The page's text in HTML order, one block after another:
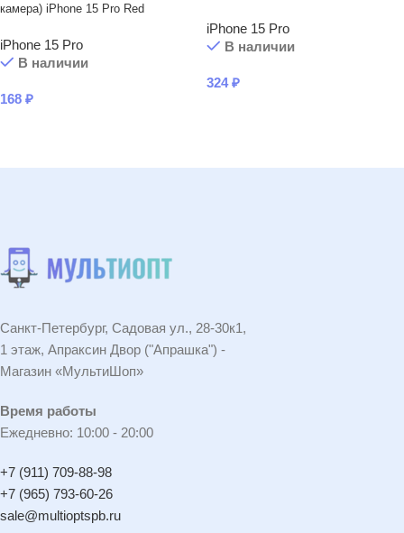
камера) iPhone 15 Pro Red
iPhone 15 Pro
В наличии
168 ₽
iPhone 15 Pro
В наличии
324₽
Санкт-Петербург, Садовая ул., 28-30к1,
1 этаж, Апраксин Двор ("Апрашка") -
Магазин «МультиШоп»
Время работы
Ежедневно: 10:00 - 20:00
+7 (911) 709-88-98
+7 (965) 793-60-26
sale@multioptspb.ru